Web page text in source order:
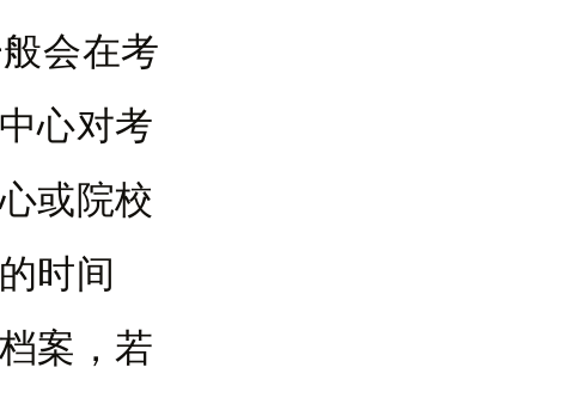
会在考
心对考
或院校
时间
案，若